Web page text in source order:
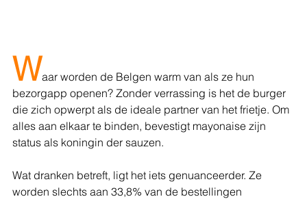
Waar worden de Belgen warm van als ze hun
bezorgapp openen? Zonder verrassing is het de burger
die zich opwerpt als de ideale partner van het frietje. Om
alles aan elkaar te binden, bevestigt mayonaise zijn
status als koningin der sauzen.
Wat dranken betreft, ligt het iets genuanceerder. Ze
worden slechts aan 33,8% van de bestellingen